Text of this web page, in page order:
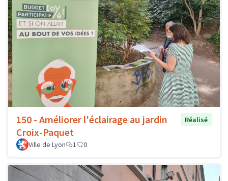
150 - Améliorer l'éclairage au jardin
Croix-Paquet
Réalisé
Ville de Lyon 1 0